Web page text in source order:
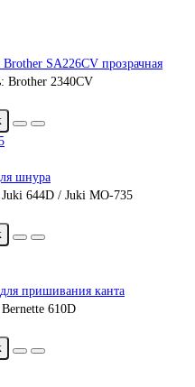
SA226CV прозрачная
Brother 2340CV
шнура
Juki 644D / Juki MO-735
пришивания канта
Bernette 610D